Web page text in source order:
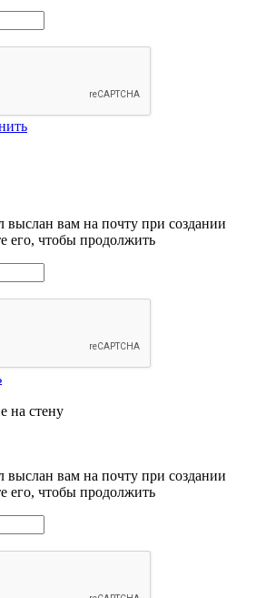
выслан вам на почту при создании
его, чтобы продолжить
на стену
выслан вам на почту при создании
его, чтобы продолжить